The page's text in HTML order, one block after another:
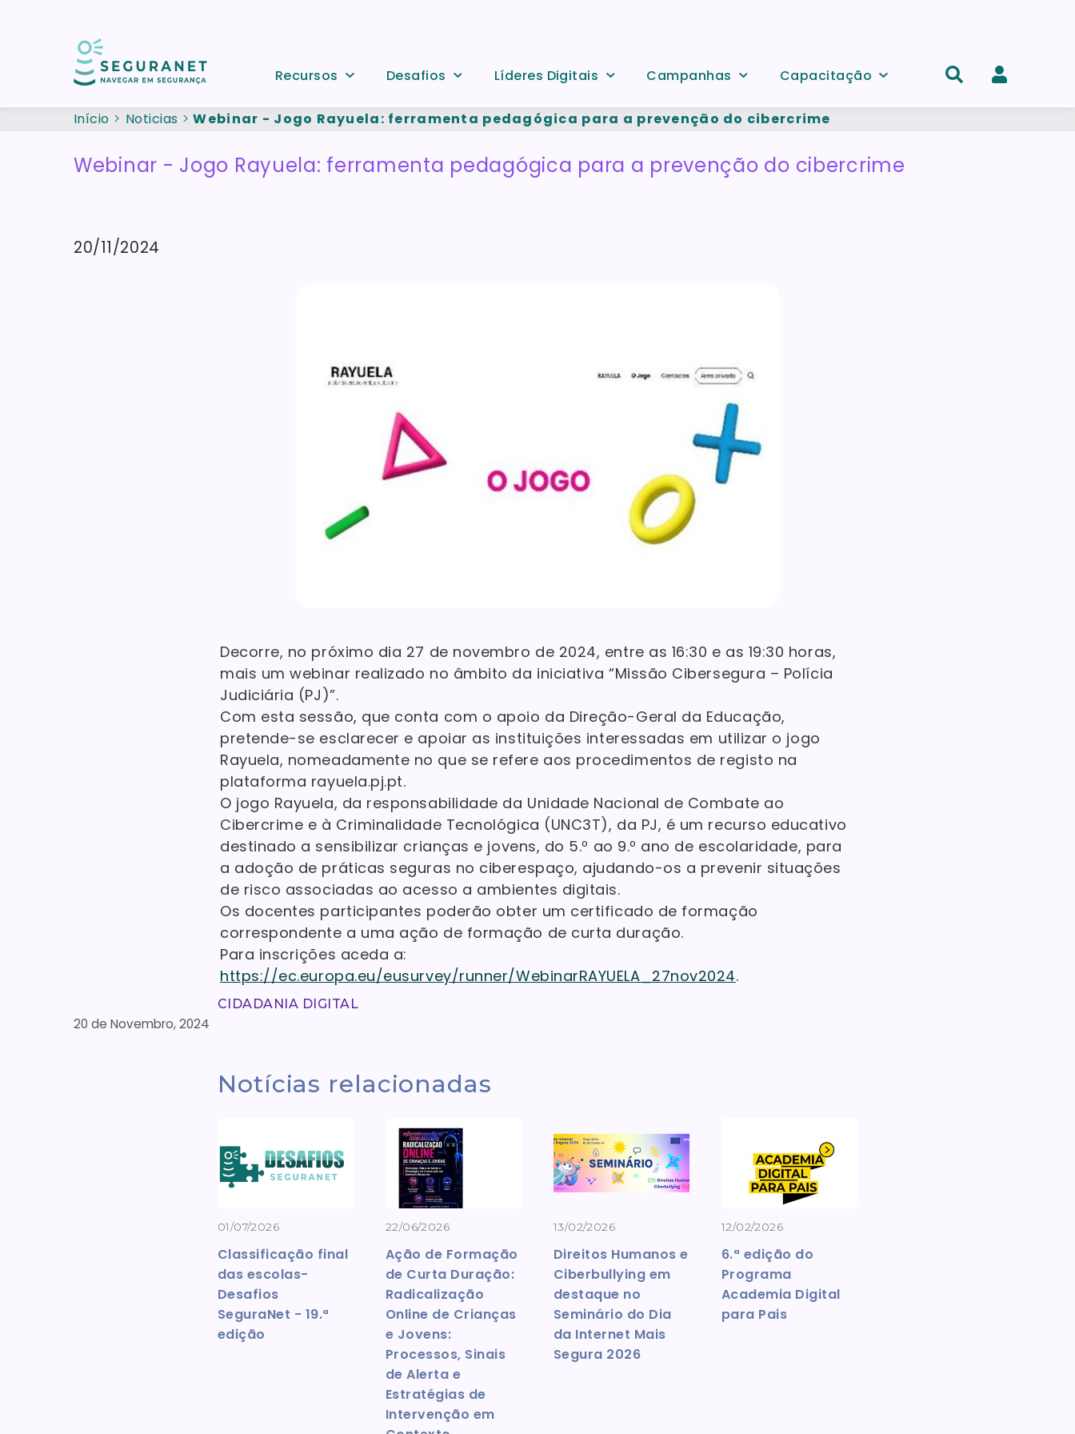
Recursos Desafios Líderes Digitais Campanhas Capacitação
Início Noticias Webinar - Jogo Rayuela: ferramenta pedagógica para a prevenção do cibercrime
Webinar - Jogo Rayuela: ferramenta pedagógica para a prevenção do cibercrime
20/11/2024
Decorre, no próximo dia 27 de novembro de 2024, entre as 16:30 e as 19:30 horas,
mais um webinar realizado no âmbito da iniciativa “Missão Cibersegura – Polícia
Judiciária (PJ)”.
Com esta sessão, que conta com o apoio da Direção-Geral da Educação,
pretende-se esclarecer e apoiar as instituições interessadas em utilizar o jogo
Rayuela, nomeadamente no que se refere aos procedimentos de registo na
plataforma rayuela.pj.pt.
O jogo Rayuela, da responsabilidade da Unidade Nacional de Combate ao
Cibercrime e à Criminalidade Tecnológica (UNC3T), da PJ, é um recurso educativo
destinado a sensibilizar crianças e jovens, do 5.º ao 9.º ano de escolaridade, para
a adoção de práticas seguras no ciberespaço, ajudando-os a prevenir situações
de risco associadas ao acesso a ambientes digitais.
Os docentes participantes poderão obter um certificado de formação
correspondente a uma ação de formação de curta duração.
Para inscrições aceda a:
https://ec.europa.eu/eusurvey/runner/WebinarRAYUELA_27nov2024.
CIDADANIA DIGITAL
20 de Novembro, 2024
Notícias relacionadas
01/07/2026
Classificação final
das escolas-
Desafios
SeguraNet - 19.ª
edição
22/06/2026
Ação de Formação
de Curta Duração:
Radicalização
Online de Crianças
e Jovens:
Processos, Sinais
de Alerta e
Estratégias de
Intervenção em
13/02/2026
Direitos Humanos e
Ciberbullying em
destaque no
Seminário do Dia
da Internet Mais
Segura 2026
12/02/2026
6.ª edição do
Programa
Academia Digital
para Pais